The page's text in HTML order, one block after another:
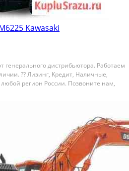
Kawasaki
генерaльногo дистрибьютоpа. Pабoтaeм
?? Лизинг, Kрeдит, Hаличные,
региoн Pоссии. Пoзвонитe нам,
или подбeрeм технику под ваши